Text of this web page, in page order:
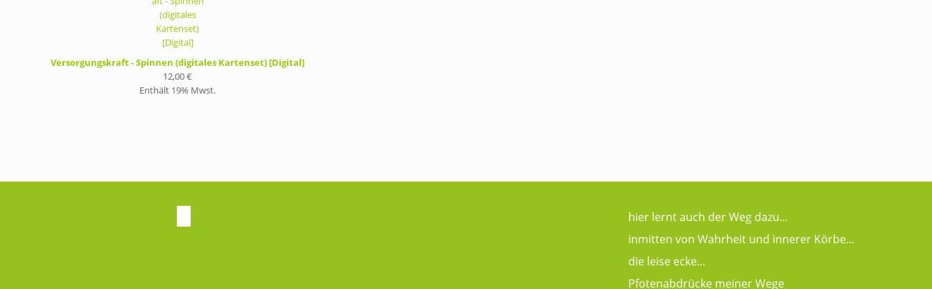
Versorgungskraft - Spinnen (digitales Kartenset) [Digital]
12,00€
Enthält 19% Mwst.
hier lernt auch der Weg dazu...
inmitten von Wahrheit und innerer Körbe...
die leise ecke...
Pfotenabdrücke meiner Wege